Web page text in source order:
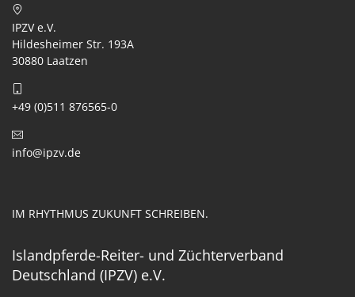
IPZV e.V.
Hildesheimer Str. 193A
30880 Laatzen
+49 (0)511 876565-0
info@ipzv.de
IM RHYTHMUS ZUKUNFT SCHREIBEN.
Islandpferde-Reiter- und Züchterverband
Deutschland (IPZV) e.V.